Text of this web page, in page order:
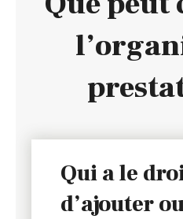
Qui a le
d’ajouter